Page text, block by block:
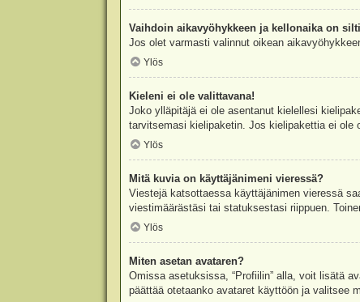
Vaihdoin aikavyöhykkeen ja kellonaika on
Jos olet varmasti valinnut oikean
Ylös
Kieleni ei ole valittavana!
Joko ylläpitäjä ei ole asentanut kielellesi
tarvitsemasi kielipaketin. Jos kielipakettia ei ole
Ylös
Mitä kuvia on käyttäjänimeni vieressä?
Viestejä katsottaessa käyttäjänimen vieressä
viestimäärästäsi tai statuksestasi riippuen.
Ylös
Miten asetan avataren?
Omissa asetuksissa, “Profiilin” alla, voit lisätä
päättää otetaanko avataret käyttöön ja valitsee